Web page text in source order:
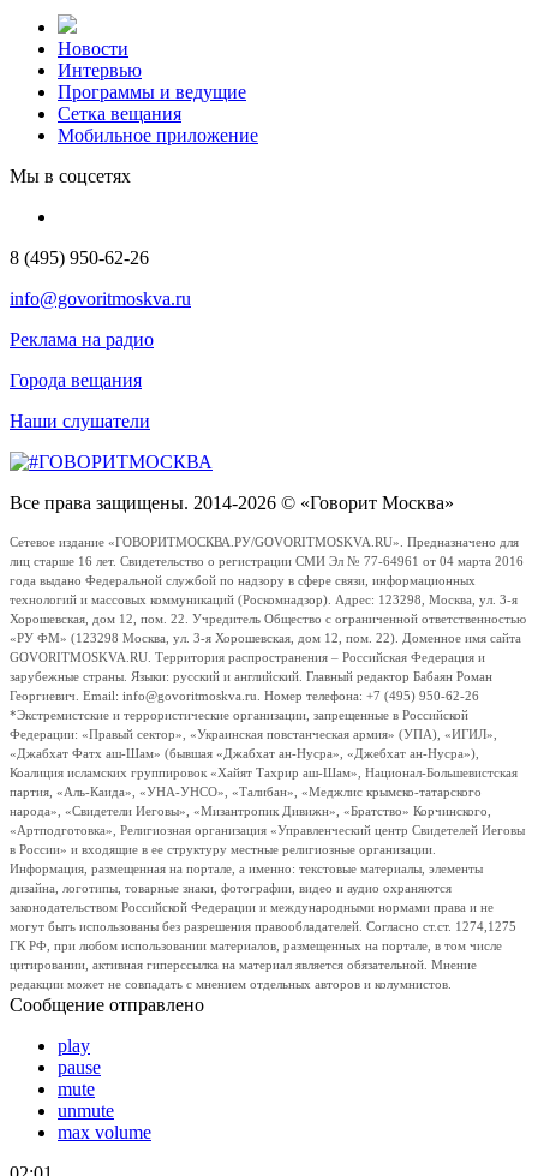
Новости
Интервью
Программы и ведущие
Сетка вещания
Мобильное приложение
Мы в соцсетях
8 (495) 950-62-26
info@govoritmoskva.ru
Реклама на радио
Города вещания
Наши слушатели
Все права защищены. 2014-2026 © «Говорит Москва»
Сетевое издание «ГОВОРИТМОСКВА.РУ/GOVORITMOSKVA.RU». Предназначено для
лиц старше 16 лет. Свидетельство о регистрации СМИ Эл № 77-64961 от 04 марта 2016
года выдано Федеральной службой по надзору в сфере связи, информационных
технологий и массовых коммуникаций (Роскомнадзор). Адрес: 123298, Москва, ул. 3-я
Хорошевская, дом 12, пом. 22. Учредитель Общество с ограниченной ответственностью
«РУ ФМ» (123298 Москва, ул. 3-я Хорошевская, дом 12, пом. 22). Доменное имя сайта
GOVORITMOSKVA.RU. Территория распространения – Российская Федерация и
зарубежные страны. Языки: русский и английский. Главный редактор Бабаян Роман
Георгиевич. Email: info@govoritmoskva.ru. Номер телефона: +7 (495) 950-62-26
*Экстремистские и террористические организации, запрещенные в Российской
Федерации: «Правый сектор», «Украинская повстанческая армия» (УПА), «ИГИЛ»,
«Джабхат Фатх аш-Шам» (бывшая «Джабхат ан-Нусра», «Джебхат ан-Нусра»),
Коалиция исламских группировок «Хайят Тахрир аш-Шам», Национал-Большевистская
партия, «Аль-Каида», «УНА-УНСО», «Талибан», «Меджлис крымско-татарского
народа», «Свидетели Иеговы», «Мизантропик Дивижн», «Братство» Корчинского,
«Артподготовка», Религиозная организация «Управленческий центр Свидетелей Иеговы
в России» и входящие в ее структуру местные религиозные организации.
Информация, размещенная на портале, а именно: текстовые материалы, элементы
дизайна, логотипы, товарные знаки, фотографии, видео и аудио охраняются
законодательством Российской Федерации и международными нормами права и не
могут быть использованы без разрешения правообладателей. Согласно ст.ст. 1274,1275
ГК РФ, при любом использовании материалов, размещенных на портале, в том числе
цитировании, активная гиперссылка на материал является обязательной. Мнение
редакции может не совпадать с мнением отдельных авторов и колумнистов.
Сообщение отправлено
play
pause
mute
unmute
max volume